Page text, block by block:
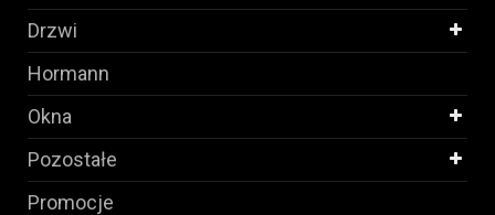
Drzwi
Hormann
Okna
Pozostałe
Promocje